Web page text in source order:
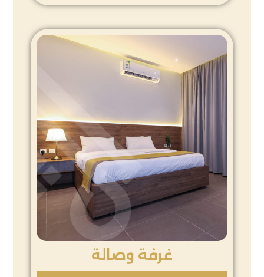
غرفة وصالة